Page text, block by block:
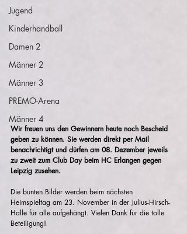
Jugend
Kinderhandball
Damen 2
Männer 2
Männer 3
PREMO-Arena
Männer 4
Wir freuen uns den Gewinnern heute noch Bescheid
geben zu können. Sie werden direkt per Mail
benachrichtigt und dürfen am 08. Dezember jeweils
zu zweit zum Club Day beim HC Erlangen gegen
Leipzig zusehen.
Die bunten Bilder werden beim nächsten
Heimspieltag am 23. November in der Julius-Hirsch-
Halle für alle aufgehängt. Vielen Dank für die tolle
Beteiligung!